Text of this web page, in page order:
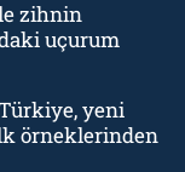
zihnin
uçurum
yeni
örneklerinden